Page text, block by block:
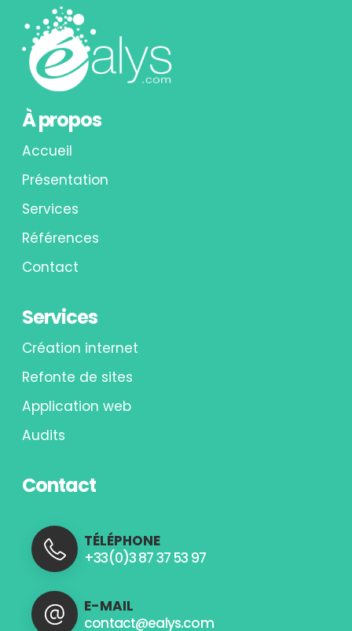
À propos
Accueil
Présentation
Services
Références
Contact
Services
Création internet
Refonte de sites
Application web
Audits
Contact
TÉLÉPHONE
+33(0)3 87 37 53 97
E-MAIL
contact@ealys.com